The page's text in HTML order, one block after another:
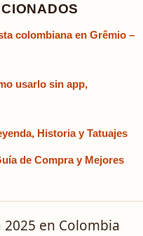
colombiana en Grêmio –
usarlo sin app,
Historia y Tatuajes
de Compra y Mejores
en Colombia